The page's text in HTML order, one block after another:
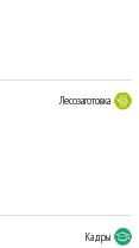
Лесозаготовка
Кадры